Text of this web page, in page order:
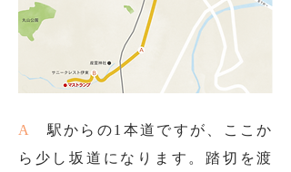
A
駅からの1本道ですが、ここか
ら少し坂道になります。踏切を渡